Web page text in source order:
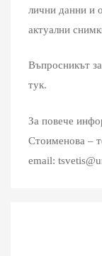
лични данни и
актуални
Въпросникът
тук.
За повече
Стоименова –
email: